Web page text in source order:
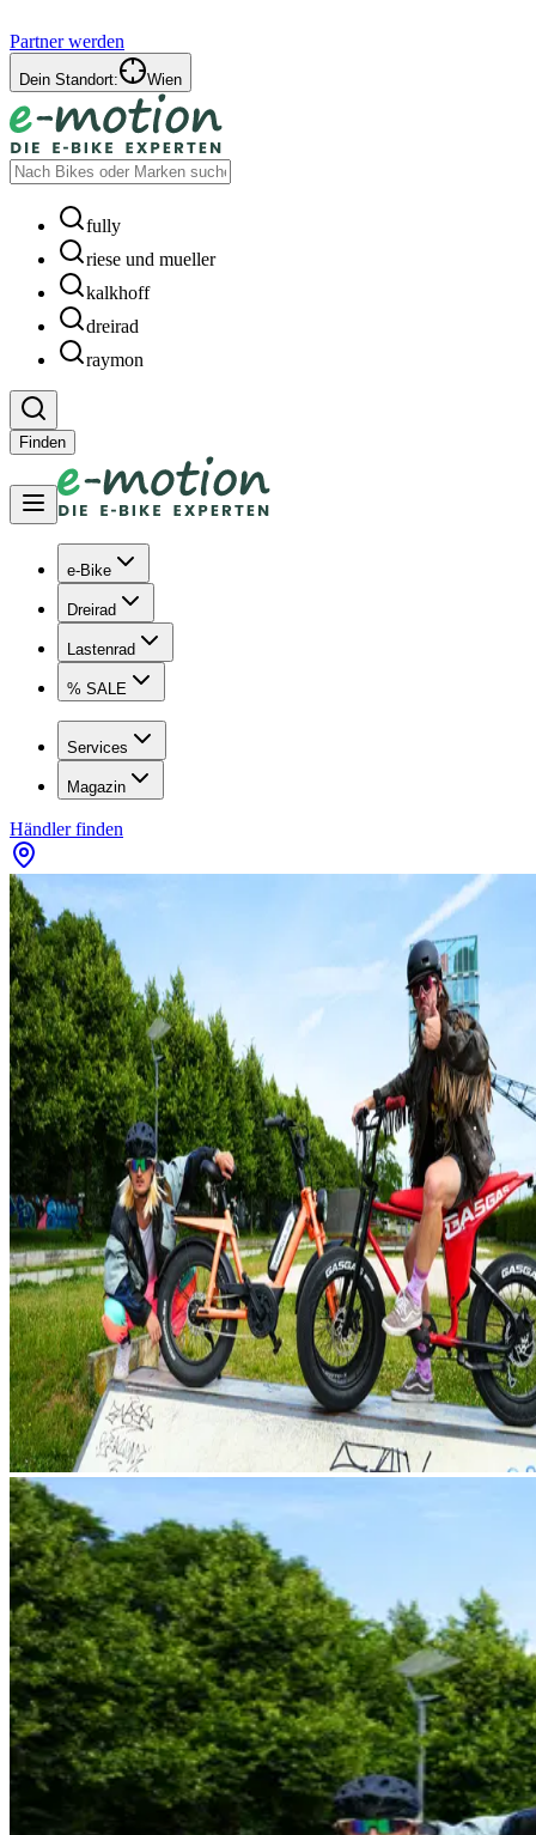
Partner werden
Dein Standort: Wien
fully
riese und mueller
kalkhoff
dreirad
raymon
Finden
e-Bike
Dreirad
Lastenrad
% SALE
Services
Magazin
Händler finden